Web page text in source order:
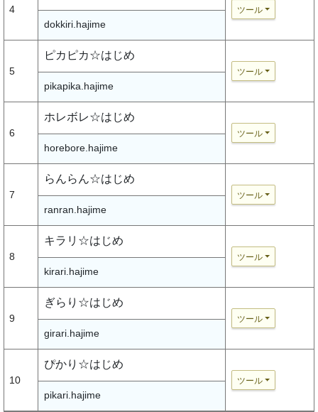
4 ツール
dokkiri.hajime
5
ピカピカ☆はじめ
ツール
pikapika.hajime
6
ホレボレ☆はじめ
ツール
horebore.hajime
7
らんらん☆はじめ
ツール
ranran.hajime
8
キラリ☆はじめ
ツール
kirari.hajime
9
ぎらり☆はじめ
ツール
girari.hajime
10
ぴかり☆はじめ
ツール
pikari.hajime